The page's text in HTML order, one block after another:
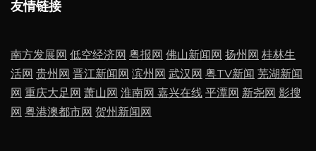
友情链接
南方发展网 低空经济网 粤报网 佛山新闻网 扬州网 桂林生
活网 贵州网 晋江新闻网 滨州网 武汉网 粤TV新闻 芜湖新闻
网 重庆大足网 萧山网 淮南网 嘉兴在线 平潭网 新尧网 影搜
网 粤港澳都市网 贺州新闻网